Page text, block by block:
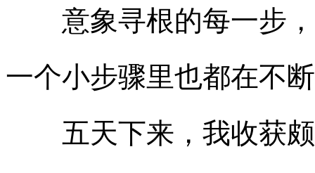
意象寻根的每一步，
一个小步骤里也都在不
五天下来，我收获颇